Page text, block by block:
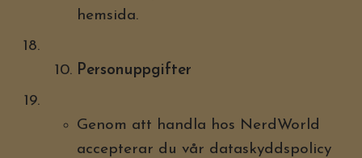
hemsida.
Personuppgifter
Genom att handla hos NerdWorld
accepterar du vår dataskyddspolicy